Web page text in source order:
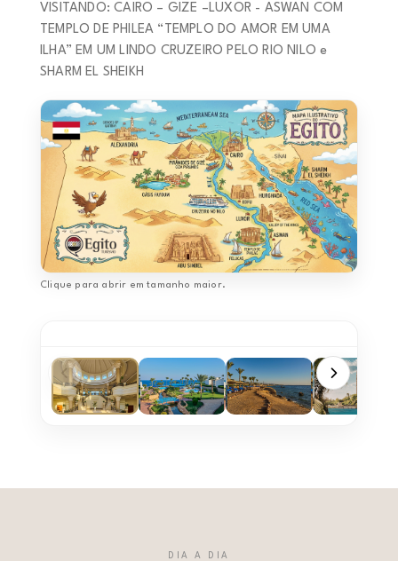
VISITANDO: CAIRO – GIZE –LUXOR - ASWAN COM
TEMPLO DE PHILEA “TEMPLO DO AMOR EM UMA
ILHA” EM UM LINDO CRUZEIRO PELO RIO NILO e
SHARM EL SHEIKH
Clique para abrir em tamanho maior.
DIA A DIA